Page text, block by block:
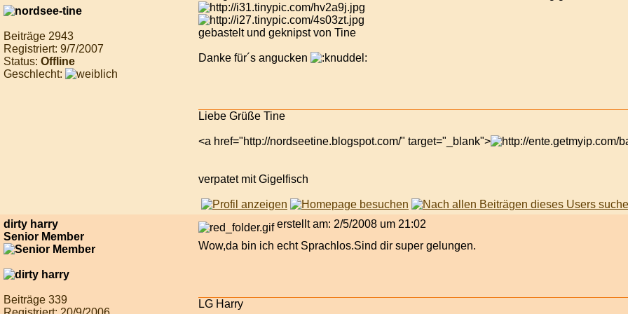
Beiträge 2943
Registriert: 9/7/2007
Status: Offline
Geschlecht:
gebastelt und geknipst von Tine
Danke für´s angucken
Liebe Grüße Tine
<a href="http://nordseetine.blogspot.com/" target="_blank">
verpatet mit Gigelfisch
dirty harry
Senior Member
Beiträge 339
erstellt am: 2/5/2008 um 21:02
Wow,da bin ich echt Sprachlos.Sind dir super gelungen.
LG Harry